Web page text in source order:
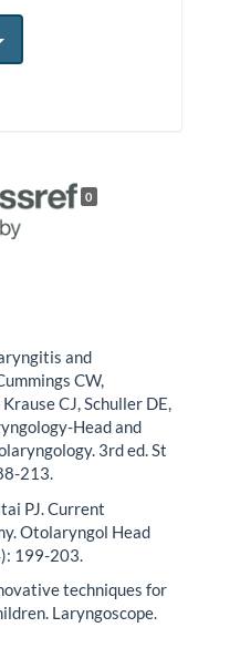
0
and
CW,
CJ, Schuller DE,
Head and
3rd ed. St
213.
PJ. Current
Otolaryngol Head
199-203.
techniques for
Laryngoscope.